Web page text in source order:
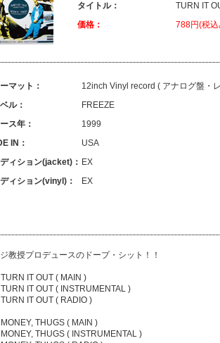
タイトル：
TURN IT
価格：
788円(税
マット：
12inch Vinyl record ( アナログ盤・
ル：
FREEZE
ス年：
1999
IN：
USA
ィション(jacket)： EX
ィション(vinyl)：
EX
教授プロデュースのドープ・シット！！
IT OUT ( MAIN )
IT OUT ( INSTRUMENTAL )
IT OUT ( RADIO )
MONEY, THUGS ( MAIN )
MONEY, THUGS ( INSTRUMENTAL )